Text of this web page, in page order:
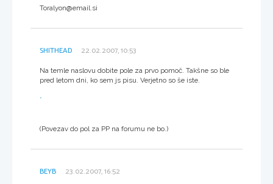
Toralyon@email.si
SHITHEAD 22.02.2007, 10:53
Na temle naslovu dobite pole za prvo pomoč. Takšne so ble
pred letom dni, ko sem js pisu. Verjetno so še iste.
*
(Povezav do pol za PP na forumu ne bo.)
BEYB 23.02.2007, 16:52